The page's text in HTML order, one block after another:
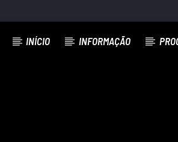
INÍCIO INFORMAÇÃO